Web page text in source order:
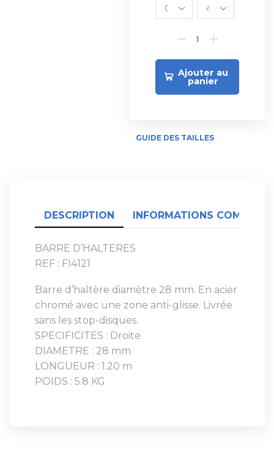
Ajouter au
panier
GUIDE DES TAILLES
DESCRIPTION INFORMATIONS
BARRE D’HALTERES
REF : FI4121
Barre d’haltère diamètre 28 mm. En acier
chromé avec une zone anti-glisse. Livrée
sans les stop-disques.
SPECIFICITES : Droite
DIAMETRE : 28 mm
LONGUEUR : 1.20 m
POIDS : 5.8 KG